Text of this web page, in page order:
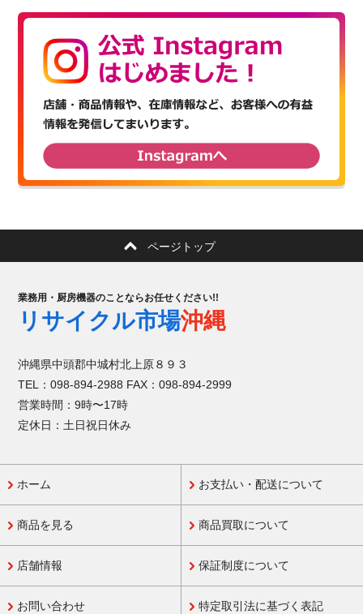
ページトップ
業務用・厨房機器のことならお任せください!!
リサイクル市場沖縄
沖縄県中頭郡中城村北上原８９３
TEL：098-894-2988 FAX：098-894-2999
営業時間：9時〜17時
定休日：土日祝日休み
ホーム
商品を見る
店舗情報
お問い合わせ
お支払い・配送について
商品買取について
保証制度について
特定取引法に基づく表記